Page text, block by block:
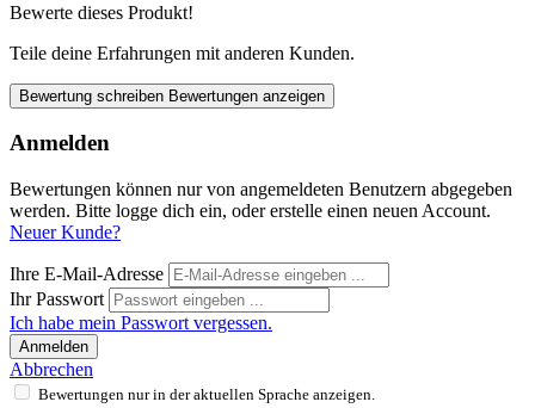
Bewerte dieses Produkt!
Teile deine Erfahrungen mit anderen Kunden.
Bewertung schreiben Bewertungen anzeigen
Anmelden
Bewertungen können nur von angemeldeten Benutzern abgegeben
werden. Bitte logge dich ein, oder erstelle einen neuen Account.
Neuer Kunde?
Ihre E-Mail-Adresse
Ihr Passwort
Ich habe mein Passwort vergessen.
Anmelden
Abbrechen
Bewertungen nur in der aktuellen Sprache anzeigen.